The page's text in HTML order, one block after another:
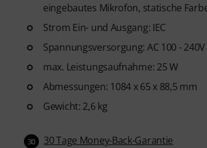
eingebautes Mikrofon, statische
Strom Ein- und Ausgang: IEC
Spannungsversorgung: AC 100 -
max. Leistungsaufnahme: 25 W
Abmessungen: 1084 x 65 x 88,5 mm
Gewicht: 2,6 kg
30 30 Tage Money-Back-Garantie